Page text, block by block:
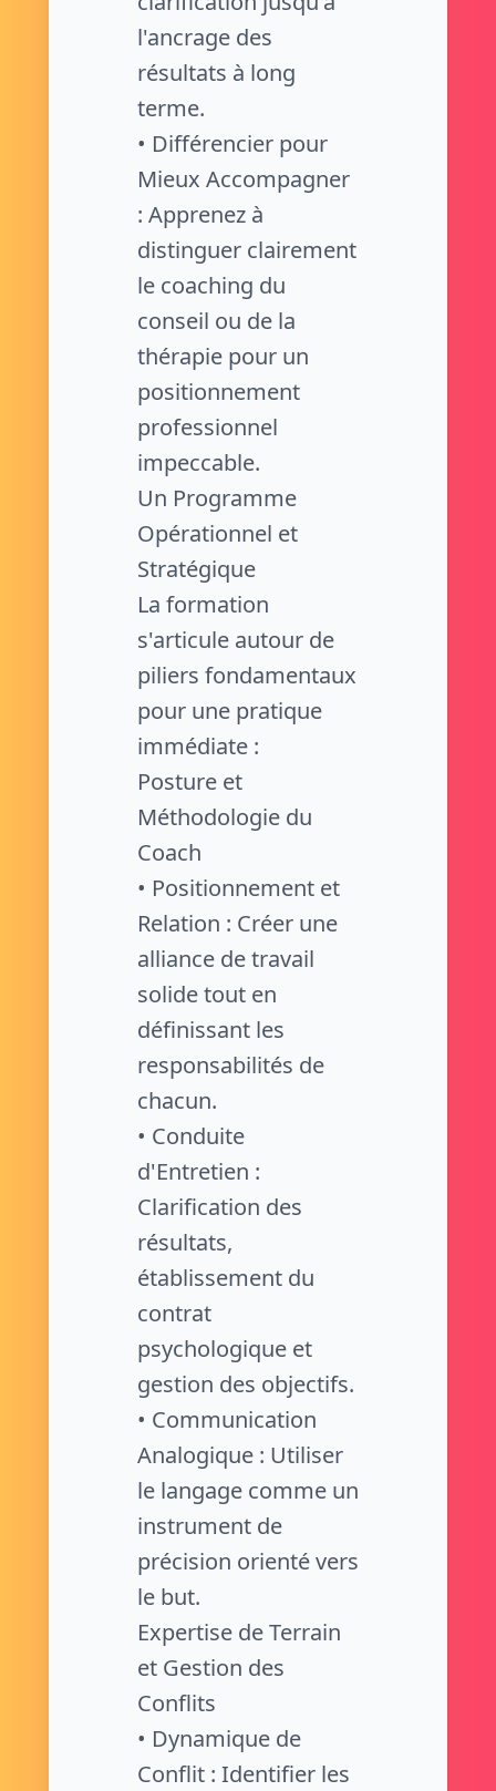
l'ancrage des
résultats à long
terme.
• Différencier pour
Mieux Accompagner
: Apprenez à
distinguer clairement
le coaching du
conseil ou de la
thérapie pour un
positionnement
professionnel
impeccable.
Un Programme
Opérationnel et
Stratégique
La formation
s'articule autour de
piliers fondamentaux
pour une pratique
immédiate :
Posture et
Méthodologie du
Coach
• Positionnement et
Relation : Créer une
alliance de travail
solide tout en
définissant les
responsabilités de
chacun.
• Conduite
d'Entretien :
Clarification des
résultats,
établissement du
contrat
psychologique et
gestion des objectifs.
• Communication
Analogique : Utiliser
le langage comme un
instrument de
précision orienté vers
le but.
Expertise de Terrain
et Gestion des
Conflits
• Dynamique de
Conflit : Identifier les